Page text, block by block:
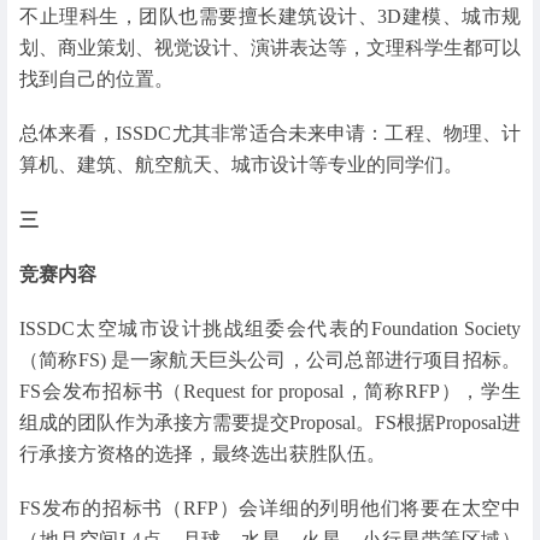
不止理科生，团队也需要擅长建筑设计、3D建模、城市规
划、商业策划、视觉设计、演讲表达等，文理科学生都可以
找到自己的位置。
总体来看，ISSDC尤其非常适合未来申请：工程、物理、计
算机、建筑、航空航天、城市设计等专业的同学们。
三
竞赛内容
ISSDC太空城市设计挑战组委会代表的Foundation Society
（简称FS) 是一家航天巨头公司，公司总部进行项目招标。
FS会发布招标书（Request for proposal，简称RFP），学生
组成的团队作为承接方需要提交Proposal。FS根据Proposal进
行承接方资格的选择，最终选出获胜队伍。
FS发布的招标书（RFP）会详细的列明他们将要在太空中